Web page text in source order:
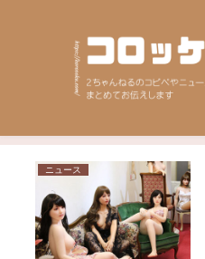
ニュース